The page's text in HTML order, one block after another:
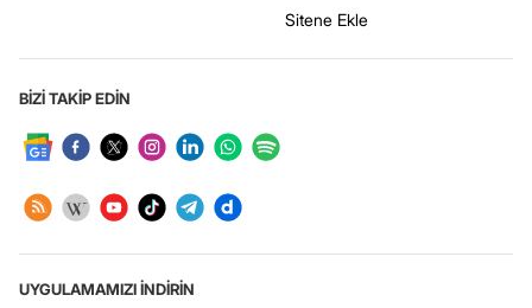
Sitene Ekle
BİZİ TAKİP EDİN
UYGULAMAMIZI İNDİRİN